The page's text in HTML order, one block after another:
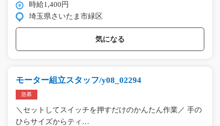
時給1,400円
埼玉県さいたま市緑区
気になる
モーター組立スタッフ/y08_02294
急募
＼セットしてスイッチを押すだけのかんたん作業／ 手の
ひらサイズからティ…